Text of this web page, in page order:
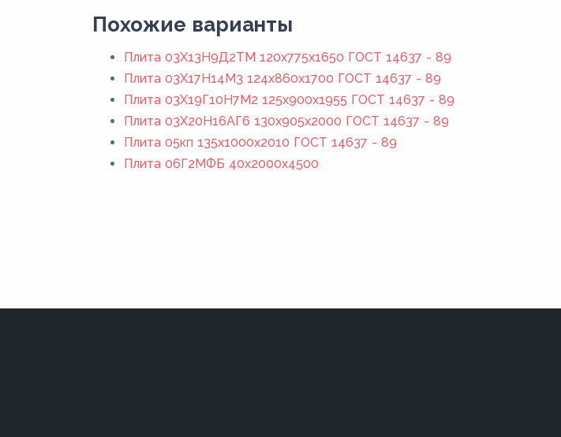
Похожие варианты
Плита 03Х13Н9Д2ТМ 120x775x1650 ГОСТ 14637 - 89
Плита 03Х17Н14М3 124x860x1700 ГОСТ 14637 - 89
Плита 03Х19Г10Н7М2 125x900x1955 ГОСТ 14637 - 89
Плита 03Х20Н16АГ6 130x905x2000 ГОСТ 14637 - 89
Плита 05кп 135x1000x2010 ГОСТ 14637 - 89
Плита 06Г2МФБ 40x2000x4500